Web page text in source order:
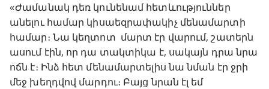
«Ժամանակ դեռ կունենամ հետևություններ
անելու համար կիսաեզրափակիչ մենամարտի
համար։ Նա կեղտոտ մարտ էր վարում, շատերն
ասում էին, որ դա տակտիկա է, սակայն դրա նրա
ոճն է։ Ինձ հետ մենամարտելիս նա նման էր ջրի
մեջ խեղդվով մարդու։ Բայց նրան էլ եմ